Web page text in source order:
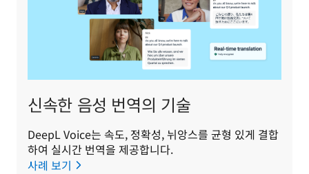
신속한 음성 번역의 기술
DeepL Voice는 속도, 정확성, 뉘앙스를 균형 있게 결합
하여 실시간 번역을 제공합니다.
사례 보기